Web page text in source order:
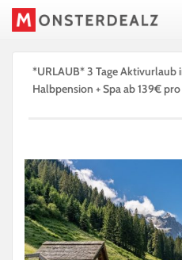
*URLAUB* 3 Tage Aktivurlaub
Halbpension + Spa ab 139€